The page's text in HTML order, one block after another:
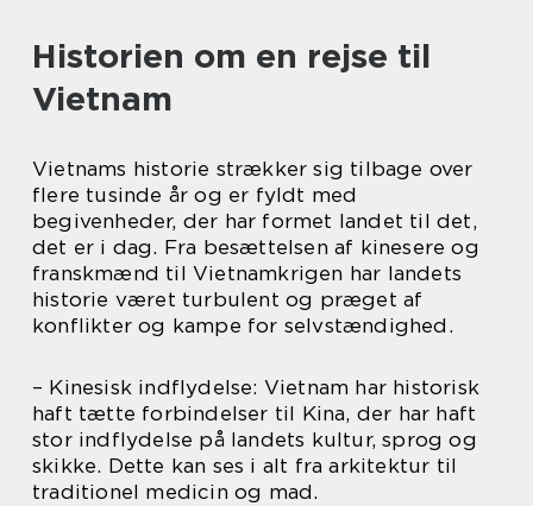
Historien om en rejse til
Vietnam
Vietnams historie strækker sig tilbage over
flere tusinde år og er fyldt med
begivenheder, der har formet landet til det,
det er i dag. Fra besættelsen af kinesere og
franskmænd til Vietnamkrigen har landets
historie været turbulent og præget af
konflikter og kampe for selvstændighed.
– Kinesisk indflydelse: Vietnam har historisk
haft tætte forbindelser til Kina, der har haft
stor indflydelse på landets kultur, sprog og
skikke. Dette kan ses i alt fra arkitektur til
traditionel medicin og mad.